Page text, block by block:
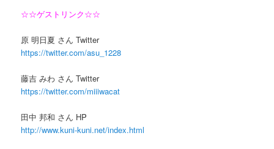
☆☆ゲストリンク☆☆
原 明日夏 さん Twitter
https://twitter.com/asu_1228
藤吉 みわ さん Twitter
https://twitter.com/miiiwacat
田中 邦和 さん HP
http://www.kuni-kuni.net/index.html